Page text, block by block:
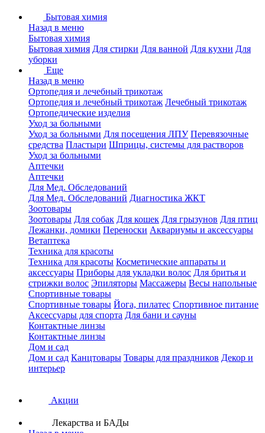
Бытовая химия
Назад в меню
Бытовая химия
Бытовая химия Для стирки Для ванной Для кухни Для
уборки
Еще
Назад в меню
Ортопедия и лечебный трикотаж
Ортопедия и лечебный трикотаж Лечебный трикотаж
Ортопедические изделия
Уход за больными
Уход за больными Для посещения ЛПУ Перевязочные
средства Пластыри Шприцы, системы для растворов
Уход за больными
Аптечки
Аптечки
Для Мед. Обследований
Для Мед. Обследований Диагностика ЖКТ
Зоотовары
Зоотовары Для собак Для кошек Для грызунов Для птиц
Лежанки, домики Переноски Аквариумы и аксессуары
Ветаптека
Техника для красоты
Техника для красоты Косметические аппараты и
аксессуары Приборы для укладки волос Для бритья и
стрижки волос Эпиляторы Массажеры Весы напольные
Спортивные товары
Спортивные товары Йога, пилатес Спортивное питание
Аксессуары для спорта Для бани и сауны
Контактные линзы
Контактные линзы
Дом и сад
Дом и сад Канцтовары Товары для праздников Декор и
интерьер
Акции
Лекарства и БАДы